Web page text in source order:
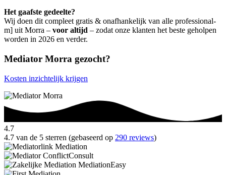
Het gaafste gedeelte?
Wij doen dit compleet gratis & onafhankelijk van alle professional-
m] uit Morra – voor altijd – zodat onze klanten het beste geholpen
worden in 2026 en verder.
Mediator Morra gezocht?
Kosten inzichtelijk krijgen
4.7
4.7 van de 5 sterren (gebaseerd op 290 reviews)